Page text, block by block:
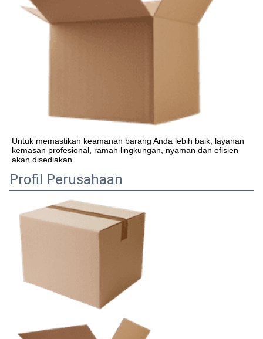
Untuk memastikan keamanan barang Anda lebih baik, layanan
kemasan profesional, ramah lingkungan, nyaman dan efisien
akan disediakan.
Profil Perusahaan